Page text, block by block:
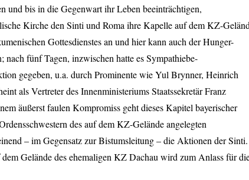
und bis in die Gegenwart ihr Leben beeinträchtigen,
Kirche den Sinti und Roma ihre Kapelle auf dem KZ-
Gottesdienstes an und hier kann auch der Hunger-
fünf Tagen, inzwischen hatte es Sympathiebe-
gegeben, u.a. durch Prominente wie Yul Brynner, Heinrich
als Vertreter des Innenministeriums Staatssekretär Franz
äußerst faulen Kompromiss geht dieses Kapitel bayerischer
des auf dem KZ-Gelände angelegten
– im Gegensatz zur Bistumsleitung – die Aktionen der
Gelände des ehemaligen KZ Dachau wird zum Anlass für